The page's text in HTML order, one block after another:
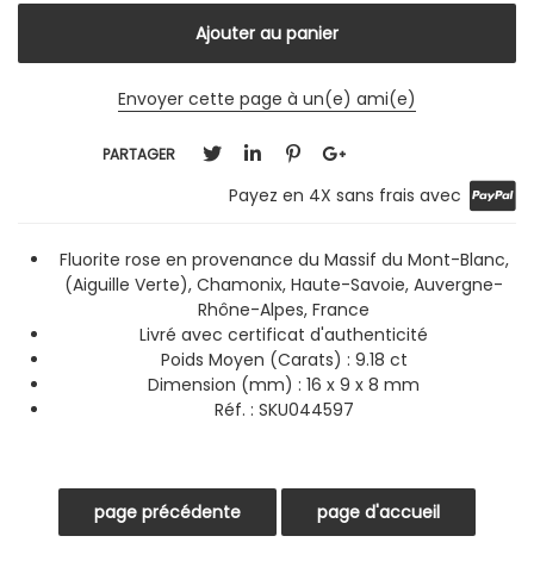
Envoyer cette page à un(e) ami(e)
PARTAGER
Payez en 4X sans frais avec
Fluorite rose en provenance du Massif du Mont-Blanc,
(Aiguille Verte), Chamonix, Haute-Savoie, Auvergne-
Rhône-Alpes, France
Livré avec certificat d'authenticité
Poids Moyen (Carats) : 9.18 ct
Dimension (mm) : 16 x 9 x 8 mm
Réf. : SKU044597